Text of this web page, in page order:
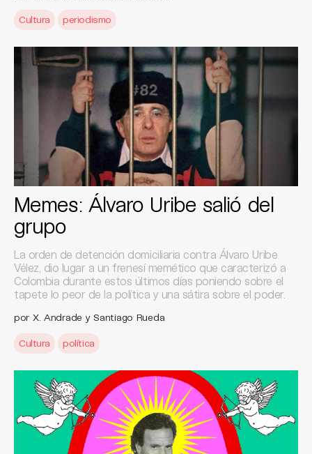
Cultura periodismo
Memes: Álvaro Uribe salió del
grupo
La orden de detención domiciliaria contra Álvaro Uribe
Vélez, dio lugar a un frenesí memético que caracterizó a
Colombia durante estos últimos días poniendo sobre el
tapete lo peor de la política y una sátira sobre el poder.
por X. Andrade y Santiago Rueda
Cultura política